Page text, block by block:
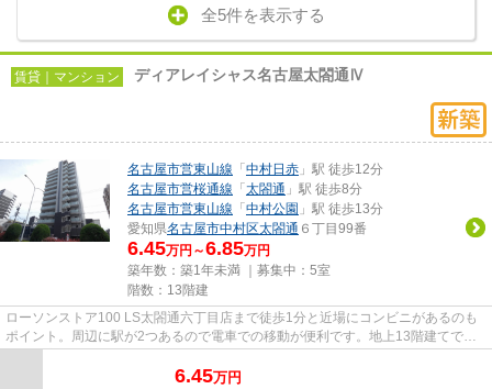
全5件を表示する
賃貸｜マンション ディアレイシャス名古屋太閤通Ⅳ
名古屋市営東山線 「 中村日赤 」駅 徒歩12分
名古屋市営桜通線 「 太閤通 」駅 徒歩8分
名古屋市営東山線 「 中村公園 」駅 徒歩13分
愛知県名古屋市中村区太閤通 ６丁目99番
6.45万円～6.85万円
築年数：築1年未満 ｜募集中： 5室
階数：13階建
ローソンストア100 LS太閤通六丁目店まで徒歩1分と近場にコンビニがあるのも
ポイント。周辺に駅が2つあるので電車での移動が便利です。地上13階建てでニ
6.45万円